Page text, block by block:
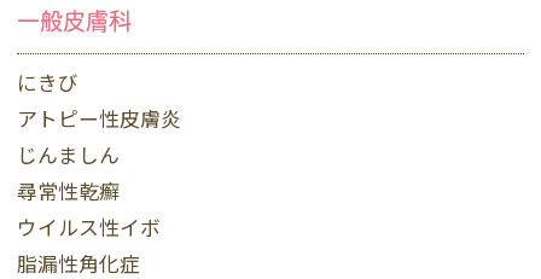
一般皮膚科
にきび
アトピー性皮膚炎
じんましん
尋常性乾癬
ウイルス性イボ
脂漏性角化症